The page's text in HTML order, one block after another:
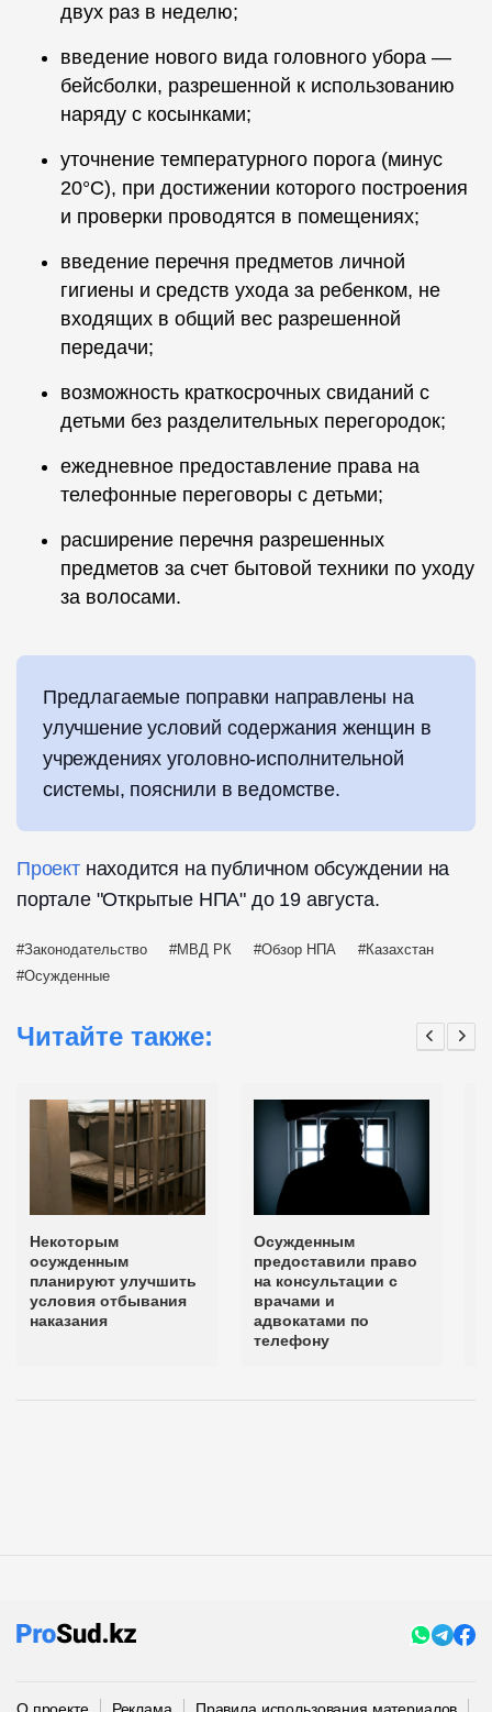
двух раз в неделю;
введение нового вида головного убора —
бейсболки, разрешенной к использованию
наряду с косынками;
уточнение температурного порога (минус
20°C), при достижении которого построения
и проверки проводятся в помещениях;
введение перечня предметов личной
гигиены и средств ухода за ребенком, не
входящих в общий вес разрешенной
передачи;
возможность краткосрочных свиданий с
детьми без разделительных перегородок;
ежедневное предоставление права на
телефонные переговоры с детьми;
расширение перечня разрешенных
предметов за счет бытовой техники по уходу
за волосами.
Предлагаемые поправки направлены на
улучшение условий содержания женщин в
учреждениях уголовно-исполнительной
системы, пояснили в ведомстве.
Проектнаходится на публичном обсуждении на
портале "Открытые НПА" до 19 августа.
Законодательство МВД РК Обзор НПА
Казахстан
Осужденные
Читайте также:
Некоторым
осужденным
планируют улучшить
условия отбывания
наказания
Осужденным
предоставили право
на консультации с
врачами и
адвокатами по
телефону